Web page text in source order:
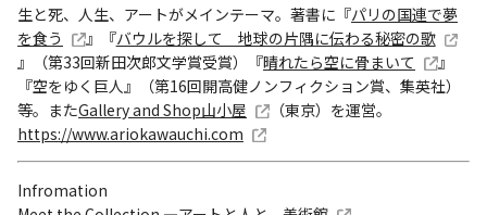
生と死、人生、アートがメインテーマ。著書に『パリの国連で夢
を食う
』『バウルを探して 地球の片隅に伝わる秘密の歌
』（第33回新田次郎文学賞受賞）『晴れたら空に骨まいて
』
『空をゆく巨人』（第16回開高健ノンフィクション賞、集英社）
等。またGallery and Shop山小屋
（東京）を運営。
https://www.ariokawauchi.com
Infromation